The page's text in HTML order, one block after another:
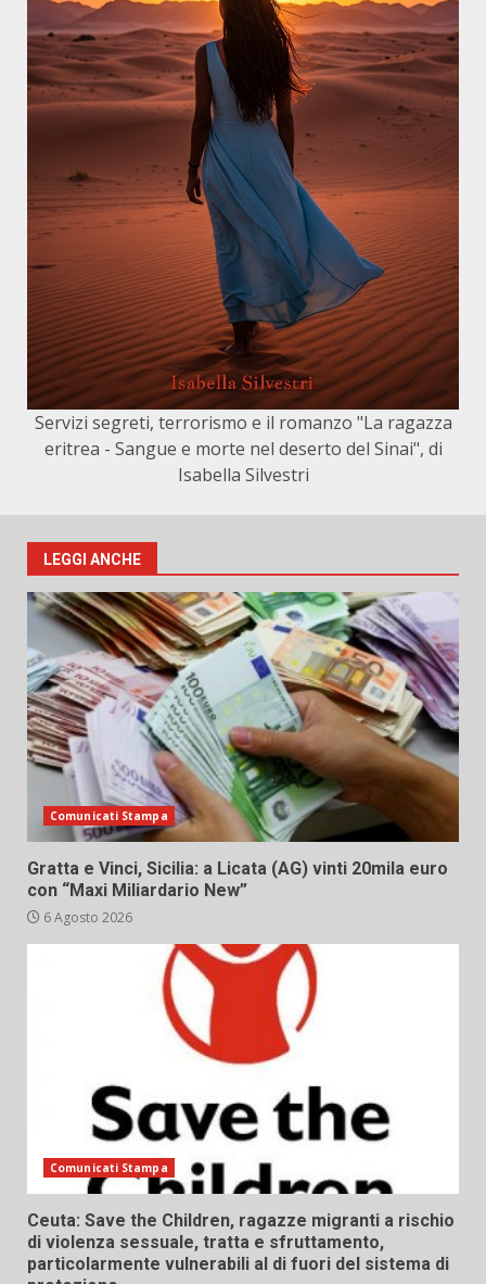
Servizi segreti, terrorismo e il romanzo "La ragazza
eritrea - Sangue e morte nel deserto del Sinai", di
Isabella Silvestri
LEGGI ANCHE
Comunicati Stampa
Gratta e Vinci, Sicilia: a Licata (AG) vinti 20mila euro
con “Maxi Miliardario New”
6 Agosto 2026
Comunicati Stampa
Ceuta: Save the Children, ragazze migranti a rischio
di violenza sessuale, tratta e sfruttamento,
particolarmente vulnerabili al di fuori del sistema di